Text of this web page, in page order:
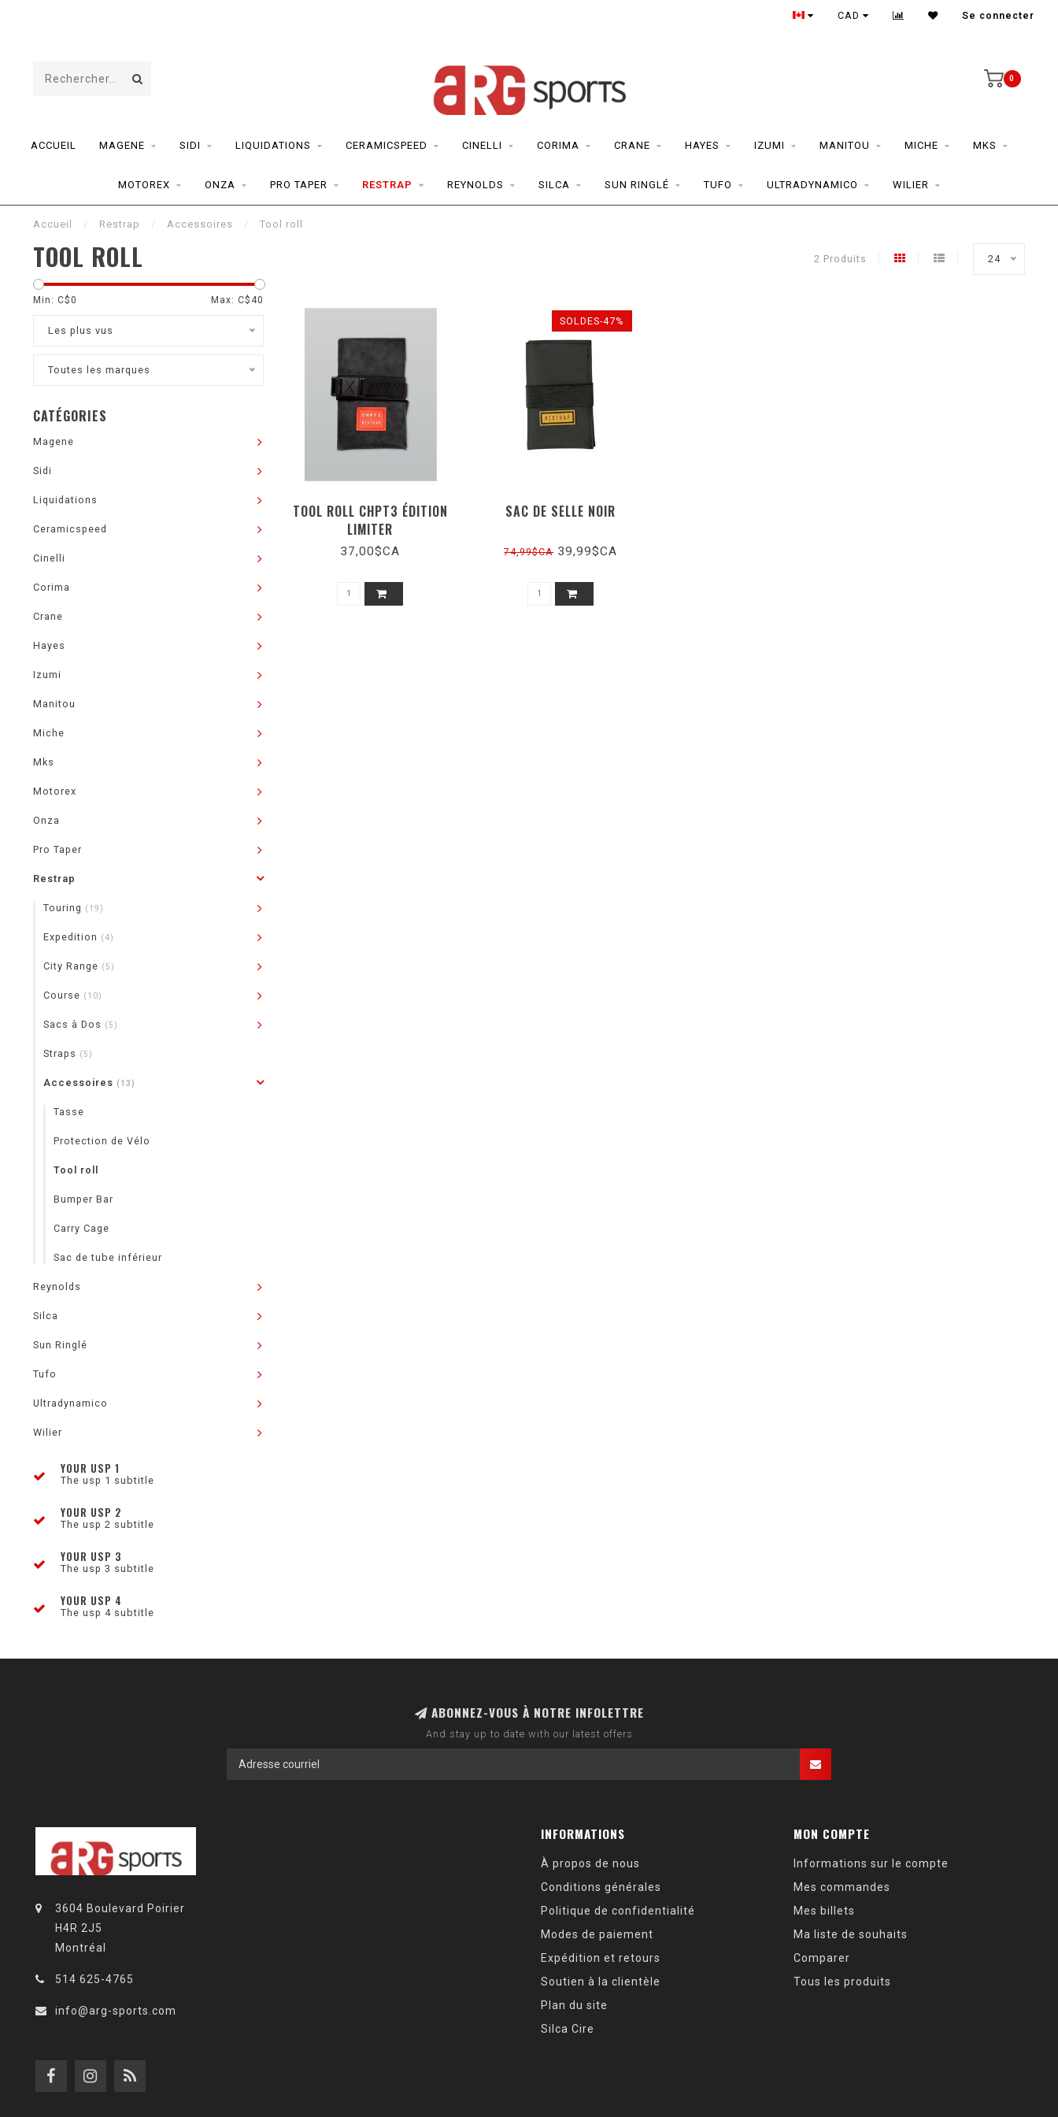
CAD Se connecter
0
ACCUEIL MAGENE SIDI LIQUIDATIONS CERAMICSPEED CINELLI CORIMA CRANE HAYES IZUMI MANITOU MICHE MKS
MOTOREX ONZA PRO TAPER RESTRAP REYNOLDS SILCA SUN RINGLÉ TUFO ULTRADYNAMICO WILIER
Accueil / Restrap / Accessoires / Tool roll
TOOL ROLL 2 Produits 24
Min: C$0 Max: C$ 40
Les plus vus
Toutes les marques
CATÉGORIES
Magene
Sidi
Liquidations
Ceramicspeed
Cinelli
Corima
Crane
Hayes
Izumi
Manitou
Miche
Mks
Motorex
Onza
Pro Taper
Restrap
Touring (19)
Expedition (4)
City Range (5)
Course (10)
Sacs à Dos (5)
Straps (5)
Accessoires (13)
Tasse
Protection de Vélo
Tool roll
Bumper Bar
Carry Cage
Sac de tube inférieur
Reynolds
Silca
Sun Ringlé
Tufo
Ultradynamico
Wilier
YOUR USP 1
The usp 1 subtitle
YOUR USP 2
The usp 2 subtitle
YOUR USP 3
The usp 3 subtitle
YOUR USP 4
The usp 4 subtitle
TOOL ROLL CHPT3 ÉDITION
LIMITER
37,00$CA
SOLDES-47%
SAC DE SELLE NOIR
74,99$CA39,99$CA
ABONNEZ-VOUS À NOTRE INFOLETTRE
And stay up to date with our latest offers
3604 Boulevard Poirier
H4R 2J5
Montréal
514 625-4765
info@arg-sports.com
INFORMATIONS
À propos de nous
Conditions générales
Politique de confidentialité
Modes de paiement
Expédition et retours
Soutien à la clientèle
Plan du site
Silca Cire
MON COMPTE
Informations sur le compte
Mes commandes
Mes billets
Ma liste de souhaits
Comparer
Tous les produits